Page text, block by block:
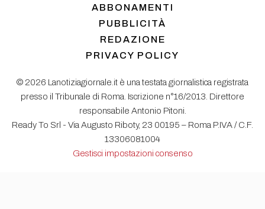
ABBONAMENTI
PUBBLICITÀ
REDAZIONE
PRIVACY POLICY
© 2026 Lanotiziagiornale.it è una testata giornalistica registrata
presso il Tribunale di Roma. Iscrizione n°16/2013. Direttore
responsabile Antonio Pitoni.
Ready To Srl - Via Augusto Riboty, 23 00195 – Roma P.IVA / C.F.
13306081004
Gestisci impostazioni consenso